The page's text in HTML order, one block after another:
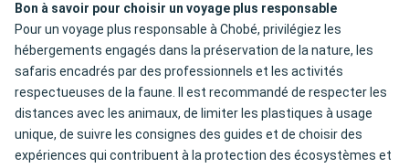
Bon à savoir pour choisir un voyage plus responsable
Pour un voyage plus responsable à Chobé, privilégiez les
hébergements engagés dans la préservation de la nature, les
safaris encadrés par des professionnels et les activités
respectueuses de la faune. Il est recommandé de respecter les
distances avec les animaux, de limiter les plastiques à usage
unique, de suivre les consignes des guides et de choisir des
expériences qui contribuent à la protection des écosystèmes et